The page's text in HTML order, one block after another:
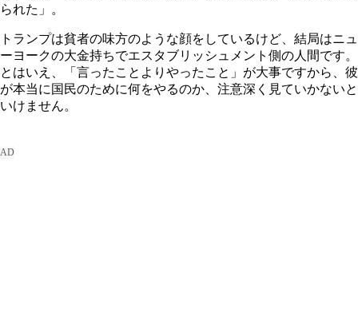
られた」。
トランプは貧者の味方のような顔をしているけど、結局はニュ
ーヨークの大金持ちでエスタブリッシュメント側の人間です。
とはいえ、「言ったことよりやったこと」が大事ですから、彼
が本当に国民のために何をやるのか、注意深く見ていかないと
いけません。